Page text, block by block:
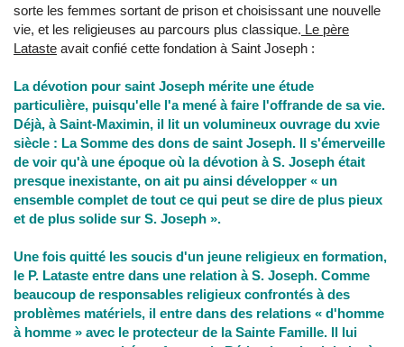
sorte les femmes sortant de prison et choisissant une nouvelle
vie, et les religieuses au parcours plus classique. Le père
Lataste avait confié cette fondation à Saint Joseph :
La dévotion pour saint Joseph mérite une étude
particulière, puisqu'elle l'a mené à faire l'offrande de sa vie.
Déjà, à Saint-Maximin, il lit un volumineux ouvrage du xvie
siècle : La Somme des dons de saint Joseph. Il s'émerveille
de voir qu'à une époque où la dévotion à S. Joseph était
presque inexistante, on ait pu ainsi développer « un
ensemble complet de tout ce qui peut se dire de plus pieux
et de plus solide sur S. Joseph ».
Une fois quitté les soucis d'un jeune religieux en formation,
le P. Lataste entre dans une relation à S. Joseph. Comme
beaucoup de responsables religieux confrontés à des
problèmes matériels, il entre dans des relations « d'homme
à homme » avec le protecteur de la Sainte Famille. Il lui